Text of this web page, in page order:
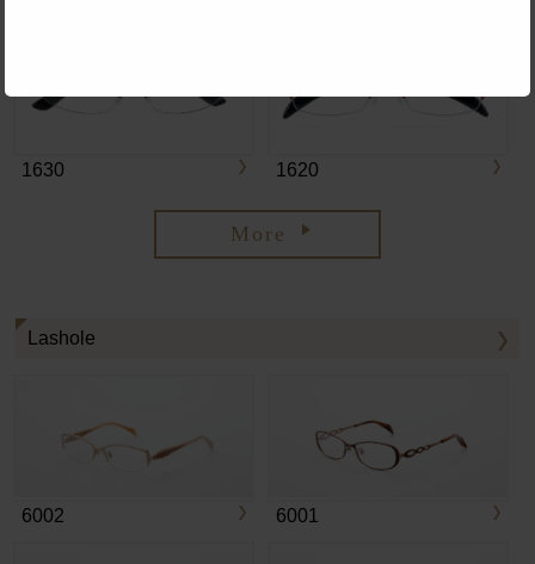
1630 1620
More
Lashole
6002 6001